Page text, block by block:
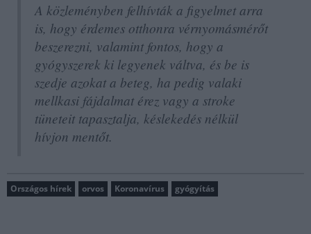
A közleményben felhívták a figyelmet arra
is, hogy érdemes otthonra vérnyomásmérőt
beszerezni, valamint fontos, hogy a
gyógyszerek ki legyenek váltva, és be is
szedje azokat a beteg, ha pedig valaki
mellkasi fájdalmat érez vagy a stroke
tüneteit tapasztalja, késlekedés nélkül
hívjon mentőt.
Országos hírek orvos Koronavírus gyógyítás